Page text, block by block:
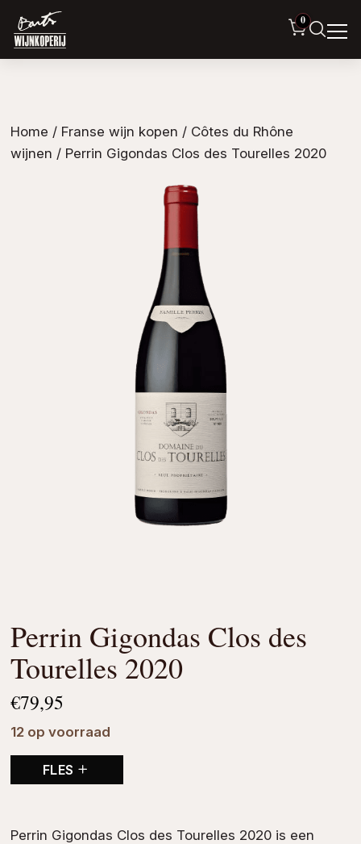
0
Home / Franse wijn kopen / Côtes du Rhône
wijnen / Perrin Gigondas Clos des Tourelles 2020
Perrin Gigondas Clos des
Tourelles 2020
€79,95
12 op voorraad
FLES
Perrin Gigondas Clos des Tourelles 2020 is een